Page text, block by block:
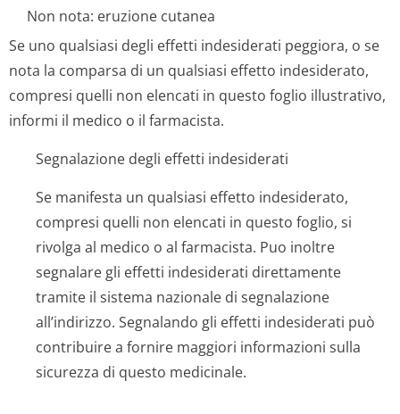
Non nota: eruzione cutanea
Se uno qualsiasi degli effetti indesiderati peggiora, o se
nota la comparsa di un qualsiasi effetto indesiderato,
compresi quelli non elencati in questo foglio illustrativo,
informi il medico o il farmacista.
Segnalazione degli effetti indesiderati
Se manifesta un qualsiasi effetto indesiderato,
compresi quelli non elencati in questo foglio, si
rivolga al medico o al farmacista. Puo inoltre
segnalare gli effetti indesiderati direttamente
tramite il sistema nazionale di segnalazione
all’indirizzo. Segnalando gli effetti indesiderati può
contribuire a fornire maggiori informazioni sulla
sicurezza di questo medicinale.